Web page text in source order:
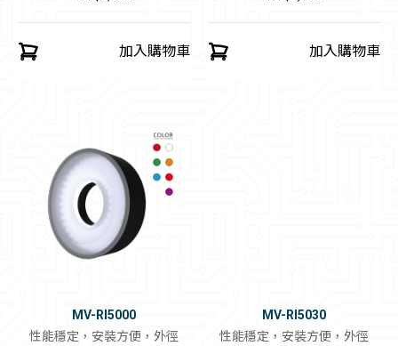
加入購物車 加入購物車
MV-RI5000
性能穩定，安裝方便，外徑
MV-RI5030
性能穩定，安裝方便，外徑